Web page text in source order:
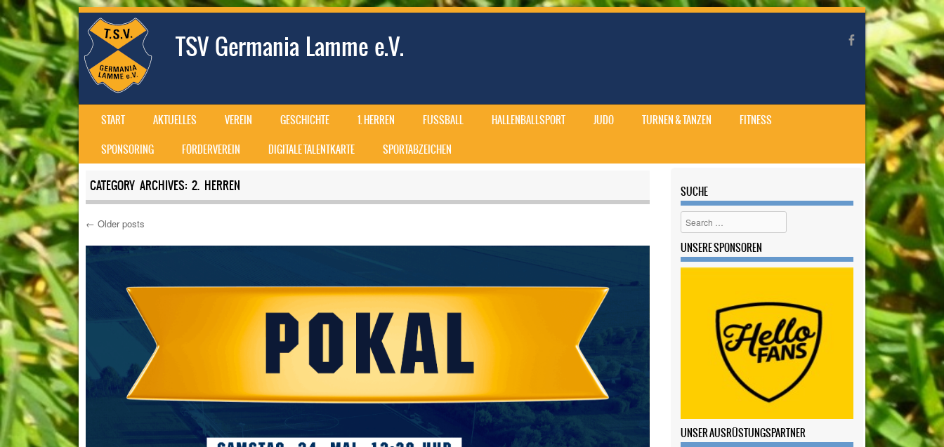
TSV Germania Lamme e.V.
MENU
SKIP TO CONTENT
START AKTUELLES VEREIN GESCHICHTE 1. HERREN FUSSBALL HALLENBALLSPORT JUDO TURNEN & TANZEN
FITNESS
SPONSORING
FÖRDERVEREIN DIGITALE TALENTKARTE SPORTABZEICHEN
CATEGORY ARCHIVES: 2. HERREN
Post navigation
← Older posts
SUCHE
Search
UNSERE SPONSOREN
UNSER AUSRÜSTUNGSPARTNER
NEUESTE BEITRÄGE